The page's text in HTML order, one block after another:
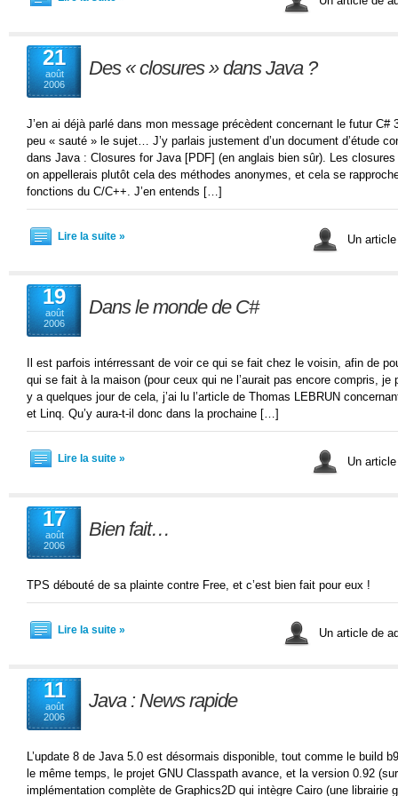
21
août
2006
Des « closures » dans Java ?
J’en ai déjà parlé dans mon message précèdent concernant le futur C#
peu « sauté » le sujet… J’y parlais justement d’un document d’étude
dans Java : Closures for Java [PDF] (en anglais bien sûr). Les closures
on appellerais plutôt cela des méthodes anonymes, et cela se
fonctions du C/C++. J’en entends […]
Lire la suite » Un
19
août
2006
Dans le monde de C#
Il est parfois intérressant de voir ce qui se fait chez le voisin, afin de
qui se fait à la maison (pour ceux qui ne l’aurait pas encore compris, je
y a quelques jour de cela, j’ai lu l’article de Thomas LEBRUN
et Linq. Qu’y aura-t-il donc dans la prochaine […]
Lire la suite » Un
17
août
2006
Bien fait…
TPS débouté de sa plainte contre Free, et c’est bien fait pour eux !
Lire la suite » Un article de
11
août
2006
Java : News rapide
L’update 8 de Java 5.0 est désormais disponible, tout comme le build
le même temps, le projet GNU Classpath avance, et la version 0.92
implémentation complète de Graphics2D qui intègre Cairo (une librairie